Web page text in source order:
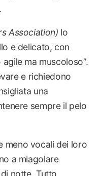
Association) lo
e delicato, con
ma muscoloso”.
e richiedono
una
sempre il pelo
meno vocali dei loro
a miagolare
notte. Tutto